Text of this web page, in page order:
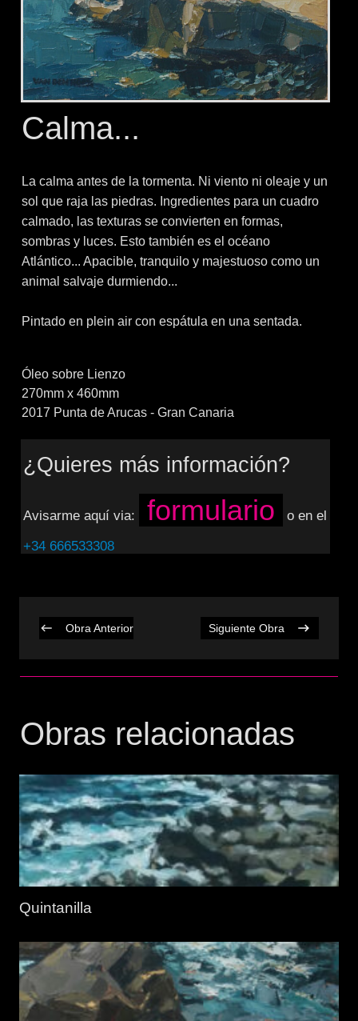
Calma...
La calma antes de la tormenta. Ni viento ni oleaje y un
sol que raja las piedras. Ingredientes para un cuadro
calmado, las texturas se convierten en formas,
sombras y luces. Esto también es el océano
Atlántico... Apacible, tranquilo y majestuoso como un
animal salvaje durmiendo...
Pintado en plein air con espátula en una sentada.
Óleo sobre Lienzo
270mm x 460mm
2017 Punta de Arucas - Gran Canaria
¿Quieres más información?
Avisarme aquí via: formulario
o en el
+34 666533308
Obra Anterior Siguiente Obra
Obras relacionadas
Quintanilla